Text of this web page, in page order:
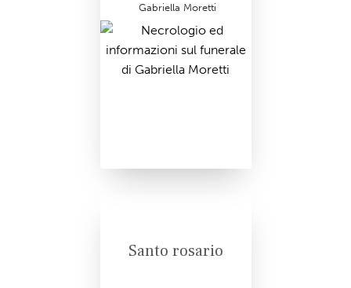
Gabriella Moretti
Santo rosario